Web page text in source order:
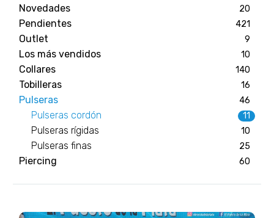
Novedades 20
Pendientes 421
Outlet 9
Los más vendidos 10
Collares 140
Tobilleras 16
Pulseras 46
Pulseras cordón 11
Pulseras rígidas 10
Pulseras finas 25
Piercing 60